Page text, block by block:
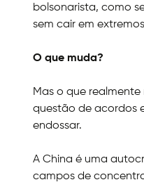
bolsonarista, como
sem cair em
O que muda?
Mas o que
questão de acordos
endossar.
A China é uma
campos de